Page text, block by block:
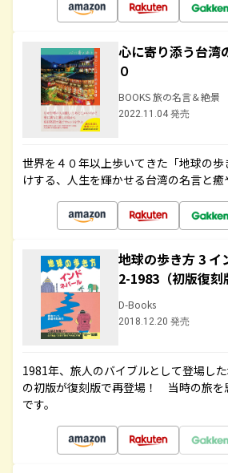
心に寄り添う台湾
０
BOOKS 旅の名言＆絶景
2022.11.04 発売
世界を４０年以上歩いてきた「地球の
けする、人生を輝かせる台湾の名言と癒
地球の歩き方 3 イ
2-1983（初版復刻
D-Books
2018.12.20 発売
1981年、旅人のバイブルとして登場し
の初版が復刻版で再登場！ 当時の旅を
です。